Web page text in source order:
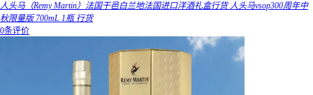
人头马（Remy Martin）法国干邑白兰地法国进口洋酒礼盒行货 人头马vsop300周年中
秋限量版 700mL 1瓶 行货
0条评价